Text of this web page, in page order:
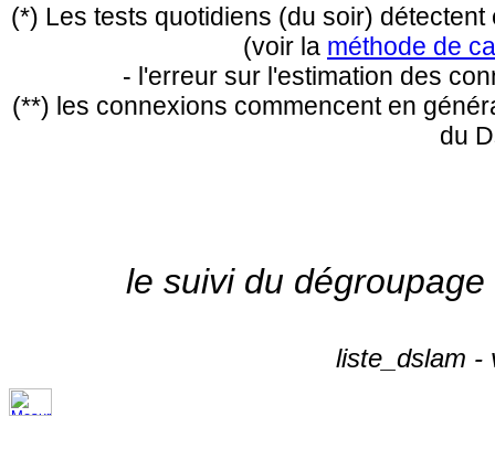
(*) Les tests quotidiens (du soir)
(voir la méthode de
- l'erreur sur l'estimation des
(**) les connexions commencent en
du
le suivi du
liste_dslam -